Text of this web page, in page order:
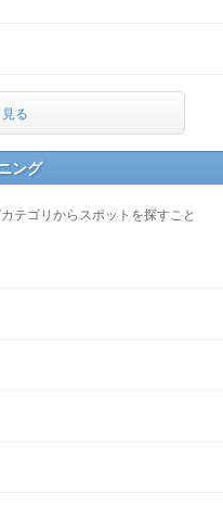
る
ング
テゴリからスポットを探すこと